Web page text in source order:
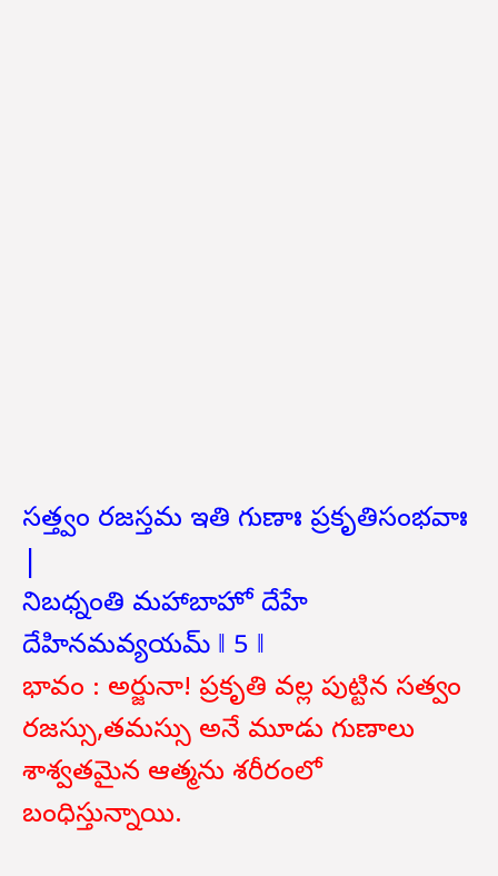
సత్త్వం రజస్తమ ఇతి గుణాః ప్రకృతిసంభవాః
నిబధ్నంతి మహాబాహో దేహే
దేహినమవ్యయమ్ ‖ 5 ‖
భావం : అర్జునా! ప్రకృతి వల్ల పుట్టిన సత్వం
రజస్సు,తమస్సు అనే మూడు గుణాలు
శాశ్వతమైన ఆత్మను శరీరంలో
బంధిస్తున్నాయి.